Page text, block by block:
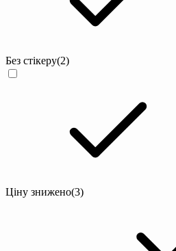
Без стікеру(2)
Ціну знижено(3)